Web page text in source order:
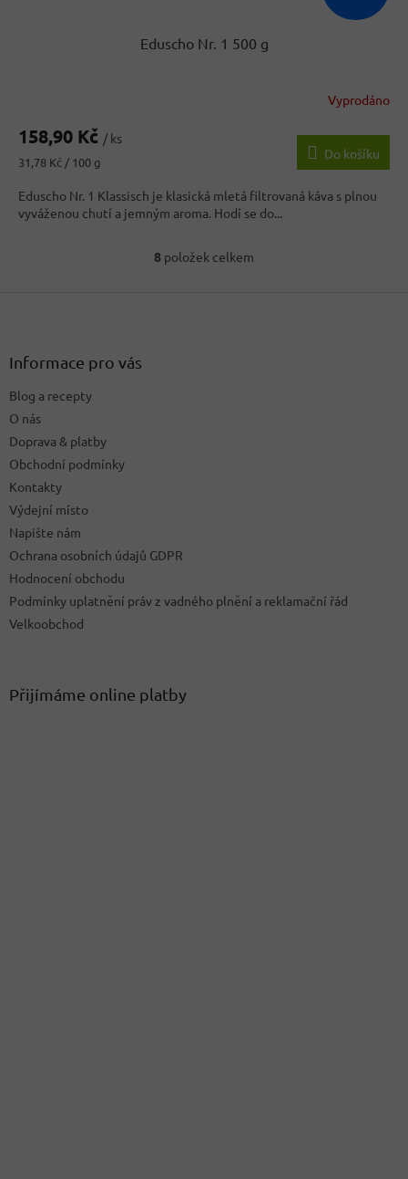
Eduscho Nr. 1 500 g
Vyprodáno
158,90 Kč / ks
Měrná
31,78 Kč / 100 g
Do košíku
Eduscho Nr. 1 Klassisch je klasická mletá filtrovaná káva s plnou
vyváženou chutí a jemným aroma. Hodí se do...
O
8 položek celkem
Informace pro vás
Blog a recepty
O nás
Doprava & platby
Obchodní podmínky
Kontakty
Výdejní místo
Napište nám
Ochrana osobních údajů GDPR
Hodnocení obchodu
Podmínky uplatnění práv z vadného plnění a reklamační řád
Velkoobchod
Přijímáme online platby